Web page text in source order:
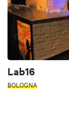
Lab16
BOLOGNA